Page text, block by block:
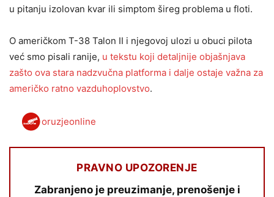
u pitanju izolovan kvar ili simptom šireg problema u floti.
O američkom T-38 Talon II i njegovoj ulozi u obuci pilota
već smo pisali ranije, u tekstu koji detaljnije objašnjava
zašto ova stara nadzvučna platforma i dalje ostaje važna za
američko ratno vazduhoplovstvo.
oruzjeonline
PRAVNO UPOZORENJE
Zabranjeno je preuzimanje, prenošenje i